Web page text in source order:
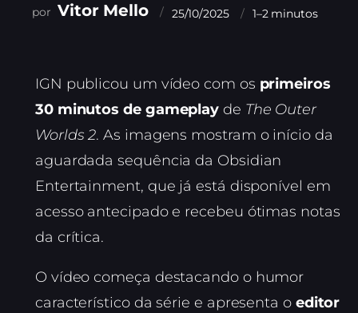
Vitor Mello 25/10/2025 1–2 minutos
IGN publicou um vídeo com os primeiros
30 minutos de gameplay de The Outer
Worlds 2. As imagens mostram o início da
aguardada sequência da Obsidian
Entertainment, que já está disponível em
acesso antecipado e recebeu ótimas notas
da crítica.
O vídeo começa destacando o humor
característico da série e apresenta oeditor